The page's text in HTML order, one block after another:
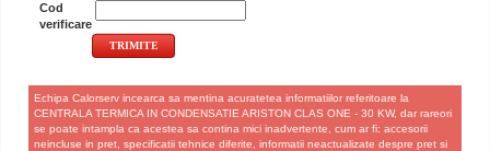
Cod
verificare
Echipa Calorserv incearca sa mentina acuratetea informatiilor referitoare la
CENTRALA TERMICA IN CONDENSATIE ARISTON CLAS ONE - 30 KW, dar rareori
se poate intampla ca acestea sa contina mici inadvertente, cum ar fi: accesorii
neincluse in pret, specificatii tehnice diferite, informatii neactualizate despre pret si